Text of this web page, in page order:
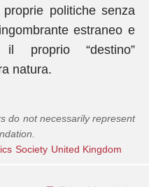
politiche senza
estraneo e
proprio “destino”
natura.
do not necessarily represent
Society United Kingdom